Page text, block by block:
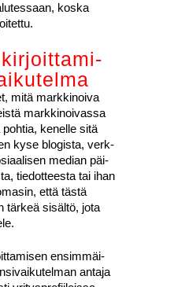
kos­ka
kir­joit­ta­mi­
mitä mark­ki­noi­va
mark­ki­noi­vas­sa
kenel­le sitä
kyse blo­gis­ta, verk­
median päi­
tie­dot­tees­ta tai ihan
että täs­tä
tär­keä sisäl­tö, jota
ensim­mäi­
anta­ja